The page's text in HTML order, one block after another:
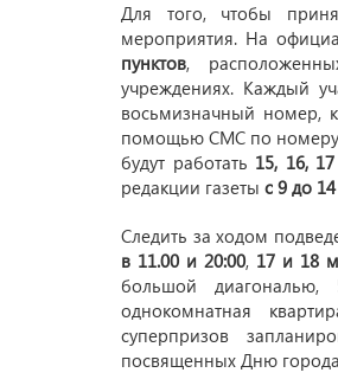
Для того, чтобы
мероприятия. На
пунктов,
учреждениях. Каждый
восьмизначный номер,
помощью СМС по номеру
будут работать 15, 16,
редакции газеты с 9 до
Следить за ходом
в 11.00 и 20:00, 17 и 18
большой
однокомнатная
суперпризов
посвященных Дню